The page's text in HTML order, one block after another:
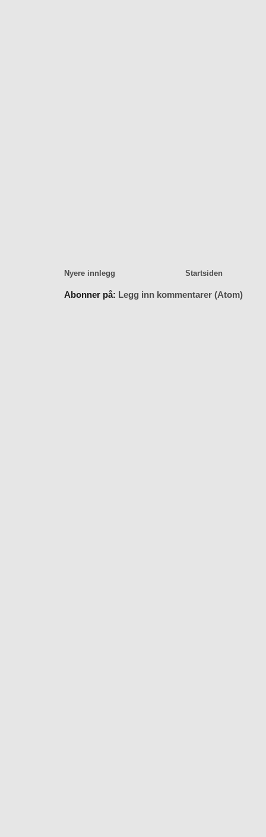
Nyere innlegg Startsiden
Abonner på: Legg inn kommentarer (Atom)